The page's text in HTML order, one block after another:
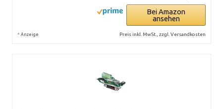
Bei Amazon
ansehen
* Anzeige Preis inkl. MwSt., zzgl. Versandkosten